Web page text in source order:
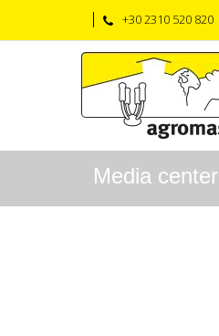
+30 2310 520 820
Media center